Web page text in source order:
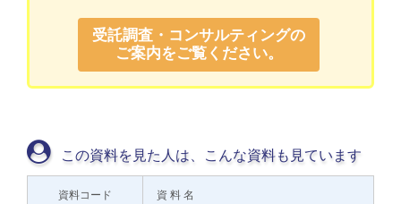
受託調査・コンサルティングの
ご案内をご覧ください。
この資料を見た人は、こんな資料も見ています
資料コード 資 料 名